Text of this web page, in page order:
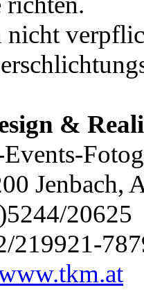
&
Jenbach,
20625
219921-